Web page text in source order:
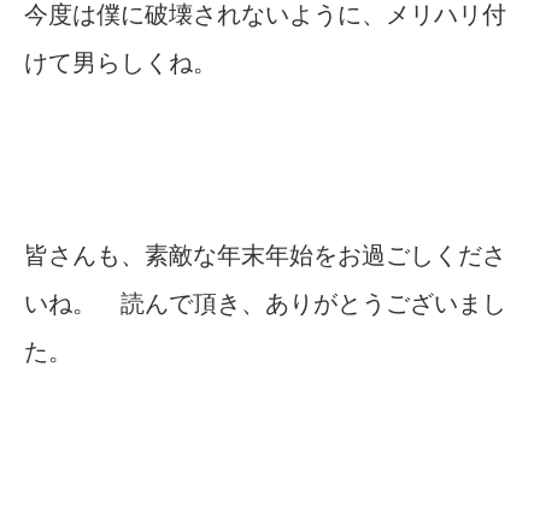
今度は僕に破壊されないように、メリハリ付
けて男らしくね。
皆さんも、素敵な年末年始をお過ごしくださ
いね。 読んで頂き、ありがとうございまし
た。